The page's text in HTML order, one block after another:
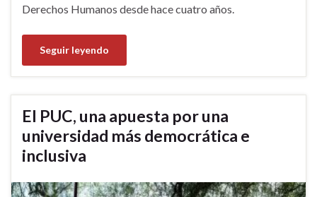
Derechos Humanos desde hace cuatro años.
Seguir leyendo
El PUC, una apuesta por una
universidad más democrática e
inclusiva